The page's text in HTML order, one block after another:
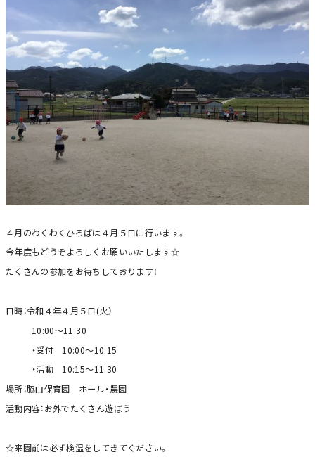
４月のわくわくひろばは４月５日に行います。
今年度もどうぞよろしくお願いいたします☆
たくさんの参加をお待ちしております！
日時：令和４年４月５日(火）
10:00～11:30
・受付 10:00～10:15
・活動 10:15～11:30
場所：脇山保育園 ホール・農園
活動内容：お外でたくさん遊ぼう
☆来園前は必ず検温をしてきてください。